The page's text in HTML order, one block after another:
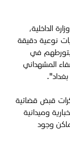
الداخلية،
نوعية دقيقة
في
المشهداني
قبض قضائية
وميدانية
وجود